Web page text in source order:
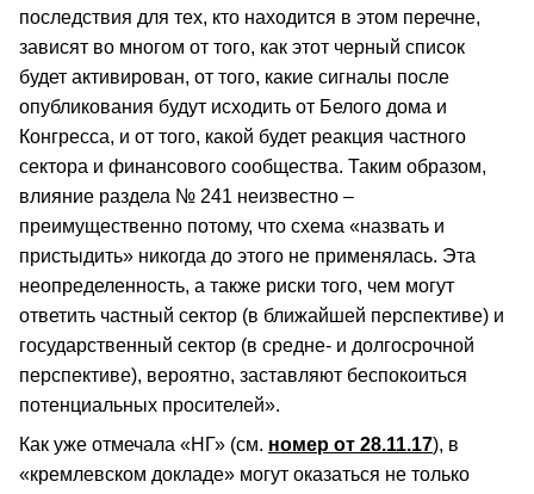
последствия для тех, кто находится в этом перечне,
зависят во многом от того, как этот черный список
будет активирован, от того, какие сигналы после
опубликования будут исходить от Белого дома и
Конгресса, и от того, какой будет реакция частного
сектора и финансового сообщества. Таким образом,
влияние раздела № 241 неизвестно –
преимущественно потому, что схема «назвать и
пристыдить» никогда до этого не применялась. Эта
неопределенность, а также риски того, чем могут
ответить частный сектор (в ближайшей перспективе) и
государственный сектор (в средне- и долгосрочной
перспективе), вероятно, заставляют беспокоиться
потенциальных просителей».
Как уже отмечала «НГ» (см. номер от 28.11.17), в
«кремлевском докладе» могут оказаться не только